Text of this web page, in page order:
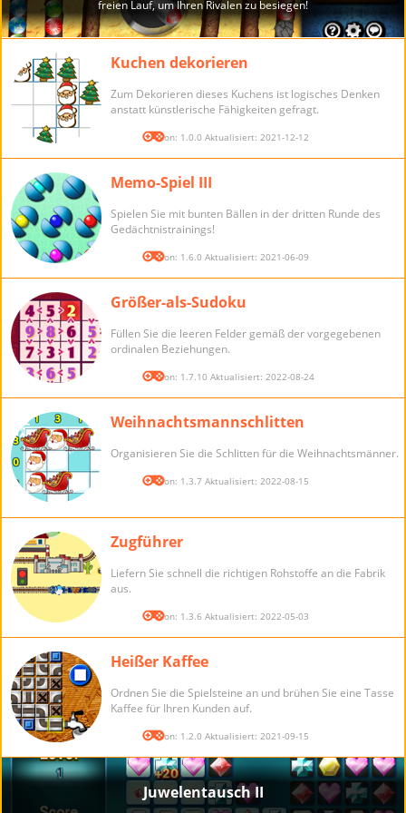
Kuchen dekorieren
Zum Dekorieren dieses Kuchens ist logisches Denken
anstatt künstlerische Fähigkeiten gefragt.
Version: 1.0.0 Aktualisiert: 2021-12-12
Memo-Spiel III
Spielen Sie mit bunten Bällen in der dritten Runde des
Gedächtnistrainings!
Version: 1.6.0 Aktualisiert: 2021-06-09
Größer-als-Sudoku
Füllen Sie die leeren Felder gemäß der vorgegebenen
ordinalen Beziehungen.
Version: 1.7.10 Aktualisiert: 2022-08-24
Weihnachtsmannschlitten
Organisieren Sie die Schlitten für die Weihnachtsmänner.
Version: 1.3.7 Aktualisiert: 2022-08-15
Zugführer
Liefern Sie schnell die richtigen Rohstoffe an die Fabrik
aus.
Version: 1.3.6 Aktualisiert: 2022-05-03
Heißer Kaffee
Ordnen Sie die Spielsteine an und brühen Sie eine Tasse
Kaffee für Ihren Kunden auf.
Version: 1.2.0 Aktualisiert: 2021-09-15